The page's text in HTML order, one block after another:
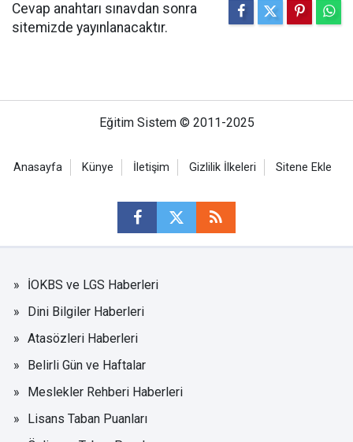
Cevap anahtarı sınavdan sonra
sitemizde yayınlanacaktır.
Eğitim Sistem © 2011-2025
Anasayfa Künye İletişim Gizlilik İlkeleri Sitene Ekle
İOKBS ve LGS Haberleri
Dini Bilgiler Haberleri
Atasözleri Haberleri
Belirli Gün ve Haftalar
Meslekler Rehberi Haberleri
Lisans Taban Puanları